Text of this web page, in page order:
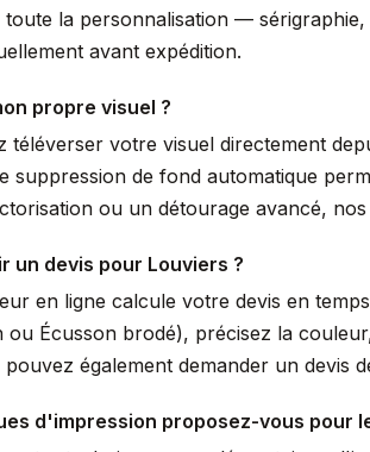
toute la personnalisation —
avant expédition.
propre visuel ?
téléverser votre visuel directement
suppression de fond automatique
ou un détourage avancé,
un devis pour Louviers ?
en ligne calcule votre devis en
ou Écusson brodé), précisez la
également demander un devis
d'impression proposez-vous pour